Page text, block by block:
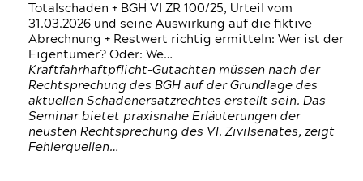
Totalschaden + BGH VI ZR 100/25, Urteil vom
31.03.2026 und seine Auswirkung auf die fiktive
Abrechnung + Restwert richtig ermitteln: Wer ist der
Eigentümer? Oder: We…
Kraftfahrhaftpflicht-Gutachten müssen nach der
Rechtsprechung des BGH auf der Grundlage des
aktuellen Schadenersatzrechtes erstellt sein. Das
Seminar bietet praxisnahe Erläuterungen der
neusten Rechtsprechung des VI. Zivilsenates, zeigt
Fehlerquellen…